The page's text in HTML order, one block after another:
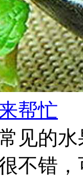
帮忙
见的
不错